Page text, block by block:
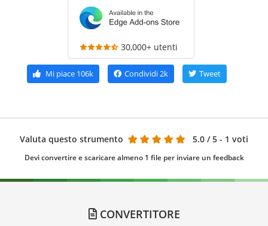
30,000+ utenti
Mi piace 106k Condividi2k Tweet
Valuta questo strumento 5.0 / 5 - 1 voti
Devi convertire e scaricare almeno 1 file per inviare un feedback
CONVERTITORE